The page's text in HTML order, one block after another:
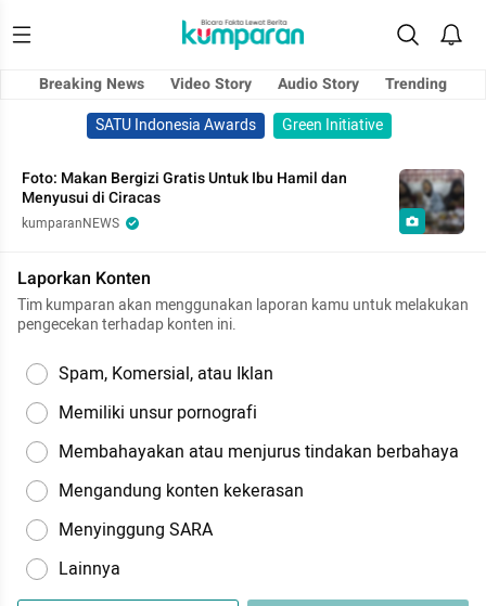
Breaking News Video Story Audio Story
Trending
SATU Indonesia Awards
Green Initiative
Foto: Makan Bergizi Gratis Untuk Ibu Hamil dan
Menyusui di Ciracas
kumparanNEWS
Laporkan Konten
Tim kumparan akan menggunakan laporan kamu untuk melakukan
pengecekan terhadap konten ini.
Spam, Komersial, atau Iklan
Memiliki unsur pornografi
Membahayakan atau menjurus tindakan berbahaya
Mengandung konten kekerasan
Menyinggung SARA
Lainnya